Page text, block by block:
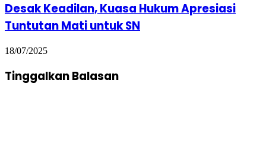
Desak Keadilan, Kuasa Hukum Apresiasi
Tuntutan Mati untuk SN
18/07/2025
Tinggalkan Balasan